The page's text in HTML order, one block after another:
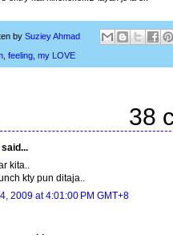
by Suziey Ahmad
, feeling, my LOVE
38
said...
kita..
kty pun ditaja..
2009 at 4:01:00 PM GMT+8